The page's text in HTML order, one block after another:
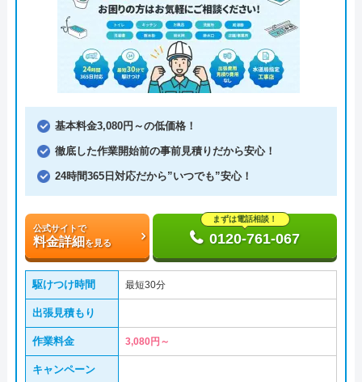
基本料金3,080円～の低価格！
徹底した作業開始前の事前見積りだから安心！
24時間365日対応だから”いつでも”安心！
公式サイトで
料金詳細を見る
まずは電話相談！
0120-761-067
駆けつけ時間 最短30分
出張見積もり
作業料金 3,080円～
キャンペーン